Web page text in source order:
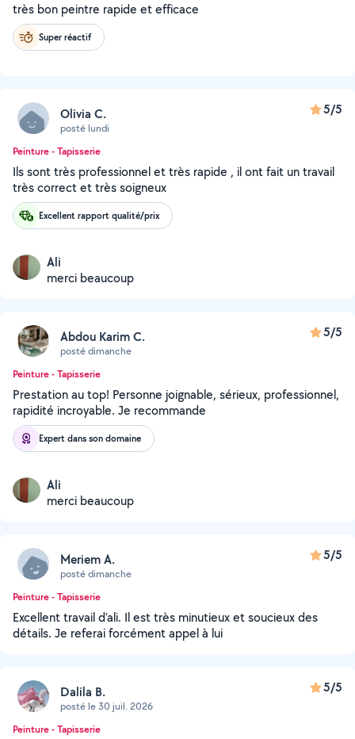
très bon peintre rapide et efficace
Super réactif
Olivia C.
posté lundi
5/5
Peinture - Tapisserie
Ils sont très professionnel et très rapide , il ont fait un travail
très correct et très soigneux
Excellent rapport qualité/prix
Ali
merci beaucoup
Abdou Karim C.
posté dimanche
5/5
Peinture - Tapisserie
Prestation au top! Personne joignable, sérieux, professionnel,
rapidité incroyable. Je recommande
Expert dans son domaine
Ali
merci beaucoup
Meriem A.
posté dimanche
5/5
Peinture - Tapisserie
Excellent travail d’ali. Il est très minutieux et soucieux des
détails. Je referai forcément appel à lui
Dalila B.
posté le 30 juil. 2026
5/5
Peinture - Tapisserie